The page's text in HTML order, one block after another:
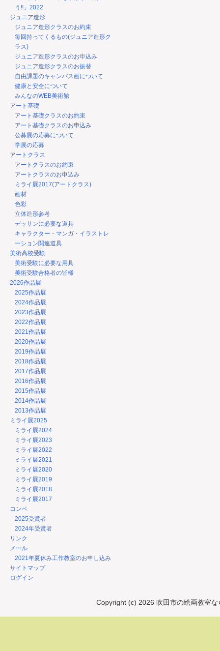
う!!」2022
ジュニア造形
ジュニア造形クラスのお約束
毎回持ってくるもの(ジュニア造形ク
ラス)
ジュニア造形クラスのお申込み
ジュニア造形クラスのお振替
自由課題のキャンバス画について
健康と安全について
みんなのWEB美術館
アート基礎
アート基礎クラスのお約束
アート基礎クラスのお申込み
公募展の応募について
学展の応募
アートクラス
アートクラスのお約束
アートクラスのお申込み
ミライ展2017(アートクラス)
画材
色彩
立体造形参考
デッサンに必要な道具
キャラクター・マンガ・イラストレ
ーション関連道具
美術高校受験
美術受験に必要な用具
美術受験合格者の皆様
2026作品展
2025作品展
2024作品展
2023作品展
2022作品展
2021作品展
2020作品展
2019作品展
2018作品展
2017作品展
2016作品展
2015作品展
2014作品展
2013作品展
ミライ展2025
ミライ展2024
ミライ展2023
ミライ展2022
ミライ展2021
ミライ展2020
ミライ展2019
ミライ展2018
ミライ展2017
コンペ
2025受賞者
2024年受賞者
リンク
メール
2021年夏休み工作教室のお申し込み
サイトマップ
ログイン
Copyright (c) 2026 吹田市の絵画教室